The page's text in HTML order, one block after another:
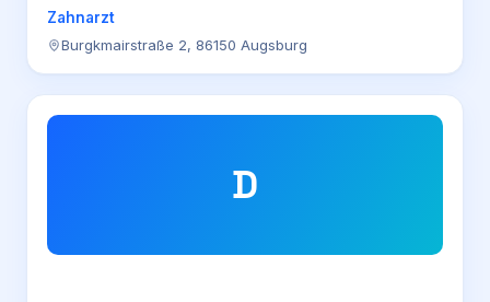
Zahnarzt
Burgkmairstraße 2, 86150 Augsburg
D